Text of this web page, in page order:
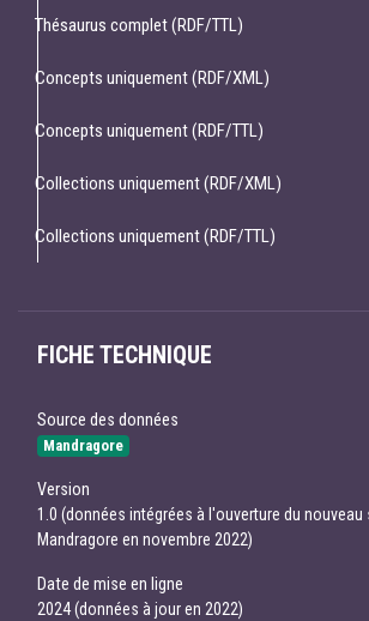
Thésaurus complet (RDF/TTL)
Concepts uniquement (RDF/XML)
Concepts uniquement (RDF/TTL)
Collections uniquement (RDF/XML)
Collections uniquement (RDF/TTL)
FICHE TECHNIQUE
Source des données
Mandragore
Version
1.0 (données intégrées à l'ouverture du nouveau
Mandragore en novembre 2022)
Date de mise en ligne
2024 (données à jour en 2022)